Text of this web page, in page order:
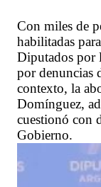
Con miles de
habilitadas
Diputados por
por denuncias
contexto, la
Domínguez,
cuestionó con
Gobierno.